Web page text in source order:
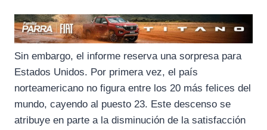
Sin embargo, el informe reserva una sorpresa para
Estados Unidos. Por primera vez, el país
norteamericano no figura entre los 20 más felices del
mundo, cayendo al puesto 23. Este descenso se
atribuye en parte a la disminución de la satisfacción